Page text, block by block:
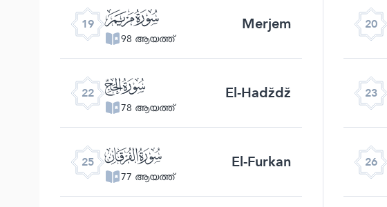
19 ﮟ
98 ആയത്ത്
Merjem 20
22 ﮢ
78 ആയത്ത്
El-Hadždž 23
25 ﮥ
77 ആയത്ത്
El-Furkan 26